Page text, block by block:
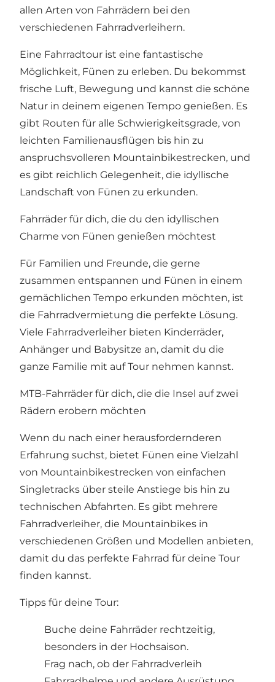
allen Arten von Fahrrädern bei den
verschiedenen Fahrradverleihern.
Eine Fahrradtour ist eine fantastische
Möglichkeit, Fünen zu erleben. Du bekommst
frische Luft, Bewegung und kannst die schöne
Natur in deinem eigenen Tempo genießen. Es
gibt Routen für alle Schwierigkeitsgrade, von
leichten Familienausflügen bis hin zu
anspruchsvolleren Mountainbikestrecken, und
es gibt reichlich Gelegenheit, die idyllische
Landschaft von Fünen zu erkunden.
Fahrräder für dich, die du den idyllischen
Charme von Fünen genießen möchtest
Für Familien und Freunde, die gerne
zusammen entspannen und Fünen in einem
gemächlichen Tempo erkunden möchten, ist
die Fahrradvermietung die perfekte Lösung.
Viele Fahrradverleiher bieten Kinderräder,
Anhänger und Babysitze an, damit du die
ganze Familie mit auf Tour nehmen kannst.
MTB-Fahrräder für dich, die die Insel auf zwei
Rädern erobern möchten
Wenn du nach einer herausfordernderen
Erfahrung suchst, bietet Fünen eine Vielzahl
von Mountainbikestrecken von einfachen
Singletracks über steile Anstiege bis hin zu
technischen Abfahrten. Es gibt mehrere
Fahrradverleiher, die Mountainbikes in
verschiedenen Größen und Modellen anbieten,
damit du das perfekte Fahrrad für deine Tour
finden kannst.
Tipps für deine Tour:
Buche deine Fahrräder rechtzeitig,
besonders in der Hochsaison.
Frag nach, ob der Fahrradverleih